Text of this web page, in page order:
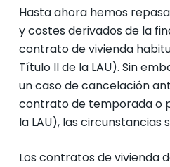
Hasta ahora hemos
y costes derivados de la
contrato de vivienda
Título II de la LAU). Sin
un caso de cancelación
contrato de temporada o
la LAU), las circunstancias
Los contratos de vivienda